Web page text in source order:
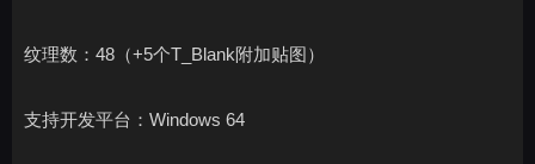
纹理数：48（+5个T_Blank附加贴图）
支持开发平台：Windows 64